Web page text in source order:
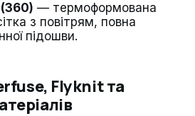
— термоформована
з повітрям, повна
підошви.
Flyknit та